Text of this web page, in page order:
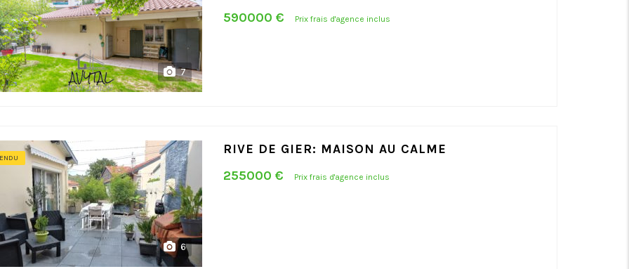
7
590000 €
Prix frais d'agence inclus
6
RIVE DE GIER: MAISON AU CALME
255000 €
Prix frais d'agence inclus